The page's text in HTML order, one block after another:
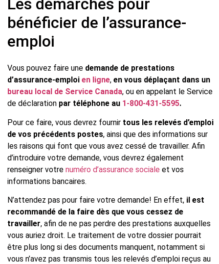
Les démarches pour
bénéficier de l’assurance-
emploi
Vous pouvez faire une demande de prestations
d’assurance-emploi en ligne, en vous déplaçant dans un
bureau local de Service Canada, ou en appelant le Service
de déclaration par téléphone au 1-800-431-5595.
Pour ce faire, vous devrez fournir tous les relevés d’emploi
de vos précédents postes, ainsi que des informations sur
les raisons qui font que vous avez cessé de travailler. Afin
d’introduire votre demande, vous devrez également
renseigner votre numéro d’assurance sociale et vos
informations bancaires.
N’attendez pas pour faire votre demande! En effet, il est
recommandé de la faire dès que vous cessez de
travailler, afin de ne pas perdre des prestations auxquelles
vous auriez droit. Le traitement de votre dossier pourrait
être plus long si des documents manquent, notamment si
vous n’avez pas transmis tous les relevés d’emploi reçus au